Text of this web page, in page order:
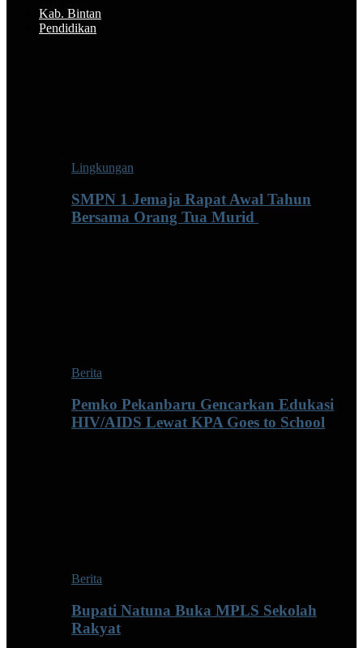
Kab. Bintan
Pendidikan
Lingkungan
SMPN 1 Jemaja Rapat Awal Tahun
Bersama Orang Tua Murid ‎
Berita
Pemko Pekanbaru Gencarkan Edukasi
HIV/AIDS Lewat KPA Goes to School
Berita
Bupati Natuna Buka MPLS Sekolah
Rakyat